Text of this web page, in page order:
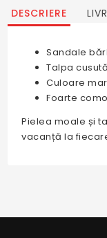
DESCRIERE
Sandale
Talpa cusută
Culoare
Foarte
Pielea moale și
vacanță la